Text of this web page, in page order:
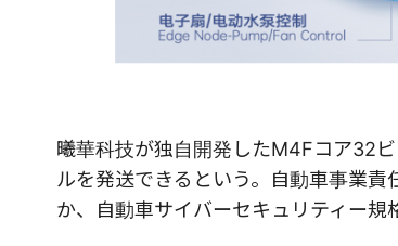
曦華科技が独自開発したM4Fコア32
ルを発送できるという。自動車事業
か、自動車サイバーセキュリティー